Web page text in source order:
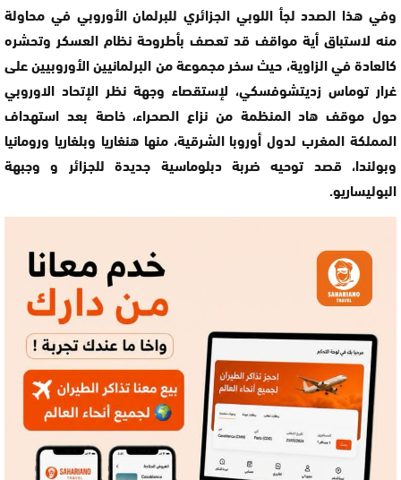
وفي هذا الصدد لجأ اللوبي الجزائري للبرلمان الأوروبي في محاولة
منه لاستباق أية مواقف قد تعصف بأطروحة نظام العسكر وتحشره
كالعادة في الزاوية، حيث سخر مجموعة من البرلمانيين الأوروبيين على
غرار توماس زديتشوفسكي، لإستقصاء وجهة نظر الإتحاد الاوروبي
حول موقف هاد المنظمة من نزاع الصحراء، خاصة بعد استهداف
المملكة المغرب لدول أوروبا الشرقية، منها هنغاريا وبلغاريا ورومانيا
وبولندا، قصد توحيه ضربة دبلوماسية جديدة للجزائر و وجبهة
البوليساريو.